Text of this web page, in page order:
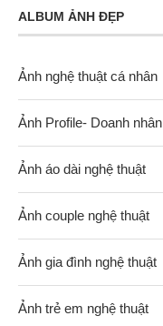
ALBUM ẢNH ĐẸP
Ảnh nghệ thuật cá nhân
Ảnh Profile- Doanh nhân
Ảnh áo dài nghệ thuật
Ảnh couple nghệ thuật
Ảnh gia đình nghệ thuật
Ảnh trẻ em nghệ thuật